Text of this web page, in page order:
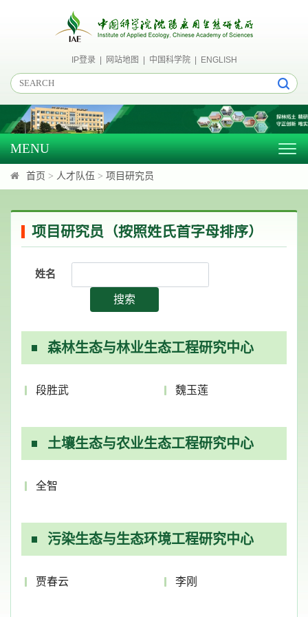
IP登录| 网站地图 中国科学院| ENGLISH
MENU
首页 > 人才队伍 > 项目研究员
项目研究员（按照姓氏首字母排序）
姓名
搜索
森林生态与林业生态工程研究中心
段胜武 魏玉莲
土壤生态与农业生态工程研究中心
全智
污染生态与生态环境工程研究中心
贾春云 李刚